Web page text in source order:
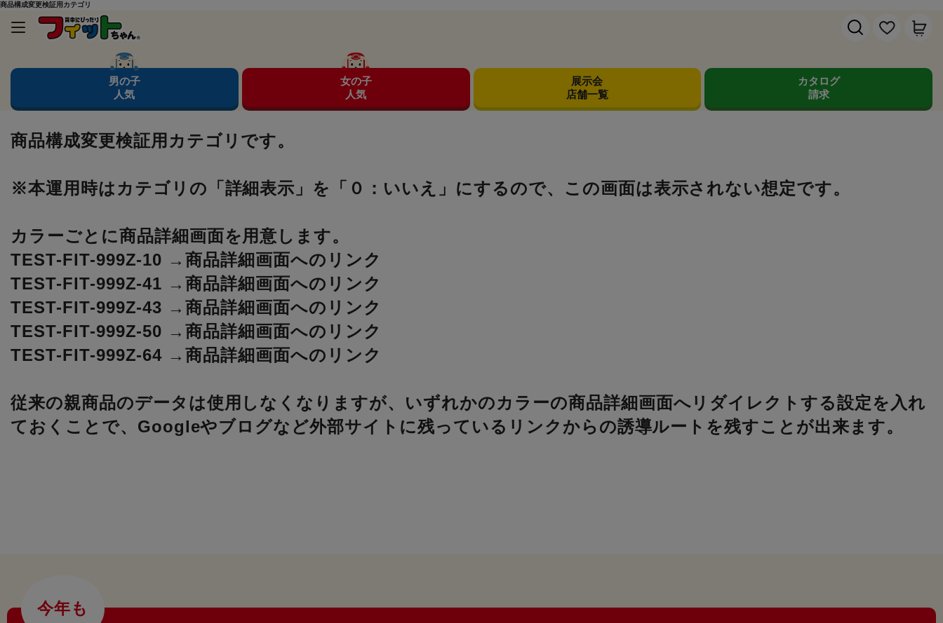
商品構成変更検証用カテゴリ
男の子
人気
女の子
人気
展示会
店舗一覧
カタログ
請求
商品構成変更検証用カテゴリです。
※本運用時はカテゴリの「詳細表示」を「０：いいえ」にするので、この画面は表示されない想定です。
カラーごとに商品詳細画面を用意します。
TEST-FIT-999Z-10 →商品詳細画面へのリンク
TEST-FIT-999Z-41 →商品詳細画面へのリンク
TEST-FIT-999Z-43 →商品詳細画面へのリンク
TEST-FIT-999Z-50 →商品詳細画面へのリンク
TEST-FIT-999Z-64 →商品詳細画面へのリンク
従来の親商品のデータは使用しなくなりますが、いずれかのカラーの商品詳細画面へリダイレクトする設定を入れ
ておくことで、Googleやブログなど外部サイトに残っているリンクからの誘導ルートを残すことが出来ます。
今年も